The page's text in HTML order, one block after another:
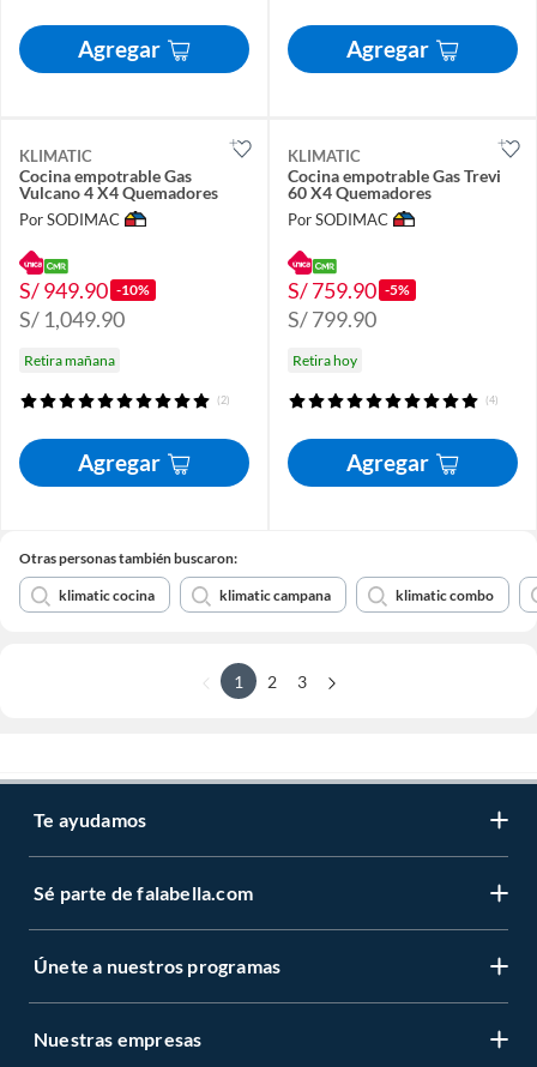
Agregar Agregar
KLIMATIC
Cocina empotrable Gas
Vulcano 4 X4 Quemadores
Por SODIMAC
S/ 949.90 -10%
S/ 1,049.90
Retira mañana
(2)
Agregar
KLIMATIC
Cocina empotrable Gas Trevi
60 X4 Quemadores
Por SODIMAC
S/ 759.90 -5%
S/ 799.90
Retira hoy
(4)
Agregar
Otras personas también buscaron:
klimatic cocina klimatic campana klimatic combo
1 2 3
Te ayudamos
Sé parte de falabella.com
Únete a nuestros programas
Nuestras empresas